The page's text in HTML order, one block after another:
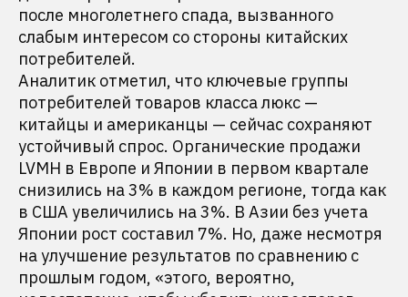
после многолетнего спада, вызванного
слабым интересом со стороны китайских
потребителей.
Аналитик отметил, что ключевые группы
потребителей товаров класса люкс —
китайцы и американцы — сейчас сохраняют
устойчивый спрос. Органические продажи
LVMH в Европе и Японии в первом квартале
снизились на 3% в каждом регионе, тогда как
в США увеличились на 3%. В Азии без учета
Японии рост составил 7%. Но, даже несмотря
на улучшение результатов по сравнению с
прошлым годом, «этого, вероятно,